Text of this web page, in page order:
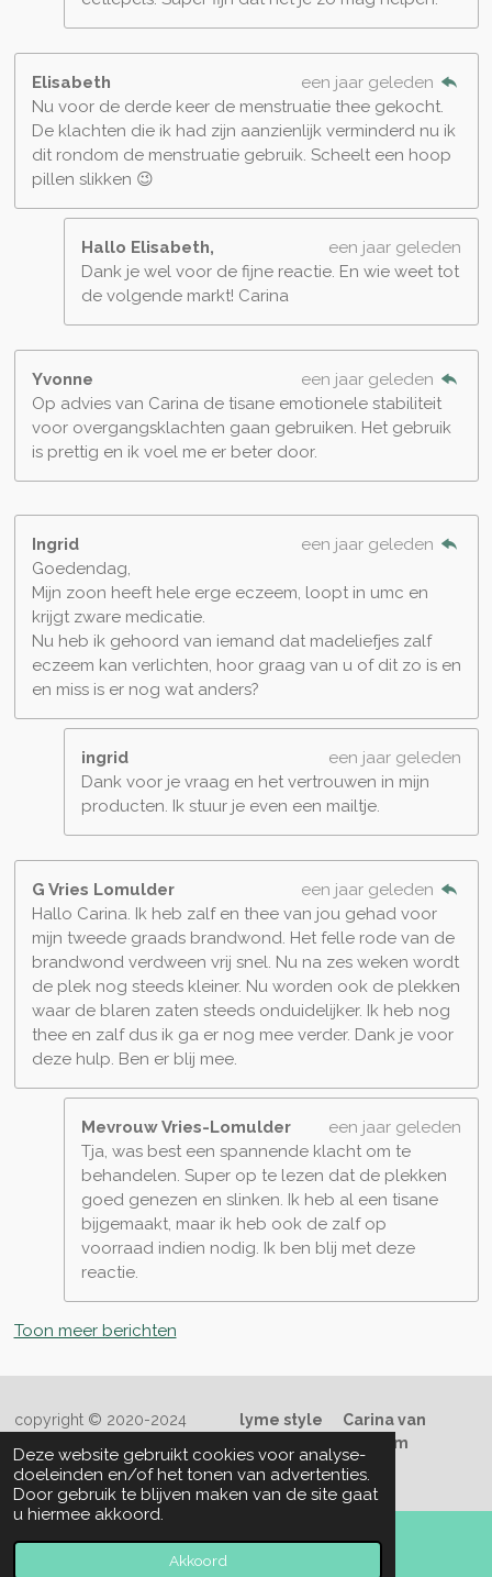
Deze website gebruikt cookies voor analyse-
doeleinden en/of het tonen van advertenties.
Door gebruik te blijven maken van de site gaat
u hiermee akkoord.
Akkoord
Elisabeth
een jaar geleden
Nu voor de derde keer de menstruatie thee gekocht.
De klachten die ik had zijn aanzienlijk verminderd nu ik
dit rondom de menstruatie gebruik. Scheelt een hoop
pillen slikken 😉
Hallo Elisabeth,
een jaar geleden
Dank je wel voor de fijne reactie. En wie weet tot
de volgende markt! Carina
Yvonne
een jaar geleden
Op advies van Carina de tisane emotionele stabiliteit
voor overgangsklachten gaan gebruiken. Het gebruik
is prettig en ik voel me er beter door.
Ingrid
een jaar geleden
Goedendag,
Mijn zoon heeft hele erge eczeem, loopt in umc en
krijgt zware medicatie.
Nu heb ik gehoord van iemand dat madeliefjes zalf
eczeem kan verlichten, hoor graag van u of dit zo is en
en miss is er nog wat anders?
ingrid
een jaar geleden
Dank voor je vraag en het vertrouwen in mijn
producten. Ik stuur je even een mailtje.
G Vries Lomulder
een jaar geleden
Hallo Carina. Ik heb zalf en thee van jou gehad voor
mijn tweede graads brandwond. Het felle rode van de
brandwond verdween vrij snel. Nu na zes weken wordt
de plek nog steeds kleiner. Nu worden ook de plekken
waar de blaren zaten steeds onduidelijker. Ik heb nog
thee en zalf dus ik ga er nog mee verder. Dank je voor
deze hulp. Ben er blij mee.
Mevrouw Vries-Lomulder
een jaar geleden
Tja, was best een spannende klacht om te
behandelen. Super op te lezen dat de plekken
goed genezen en slinken. Ik heb al een tisane
bijgemaakt, maar ik heb ook de zalf op
voorraad indien nodig. Ik ben blij met deze
reactie.
Toon meer berichten
copyright © 2020-2024lyme style
Carina van
boeklymestyle@gmail.com
Powered by JouwWeb
E-mailadres